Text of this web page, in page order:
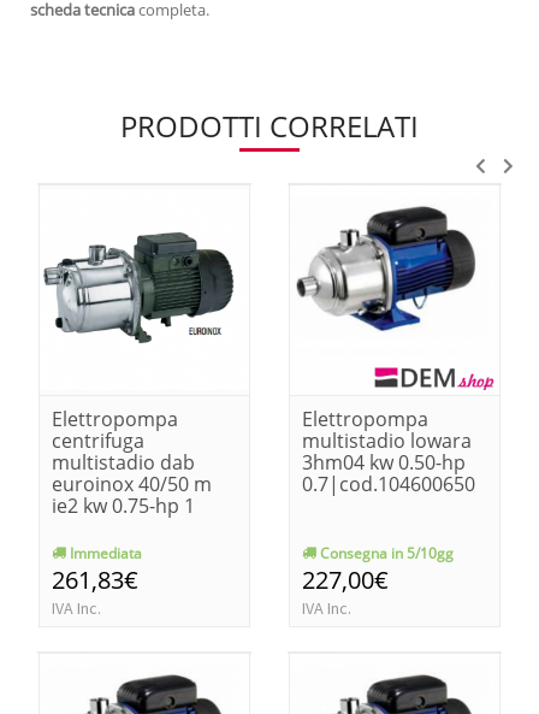
scheda tecnicacompleta.
PRODOTTI CORRELATI
Elettropompa
centrifuga
multistadio dab
euroinox 40/50 m
ie2 kw 0.75-hp 1
Immediata
261,83€
IVA Inc.
Elettropompa
multistadio lowara
3hm04 kw 0.50-hp
0.7|cod.104600650
Consegna in 5/10gg
227,00€
IVA Inc.